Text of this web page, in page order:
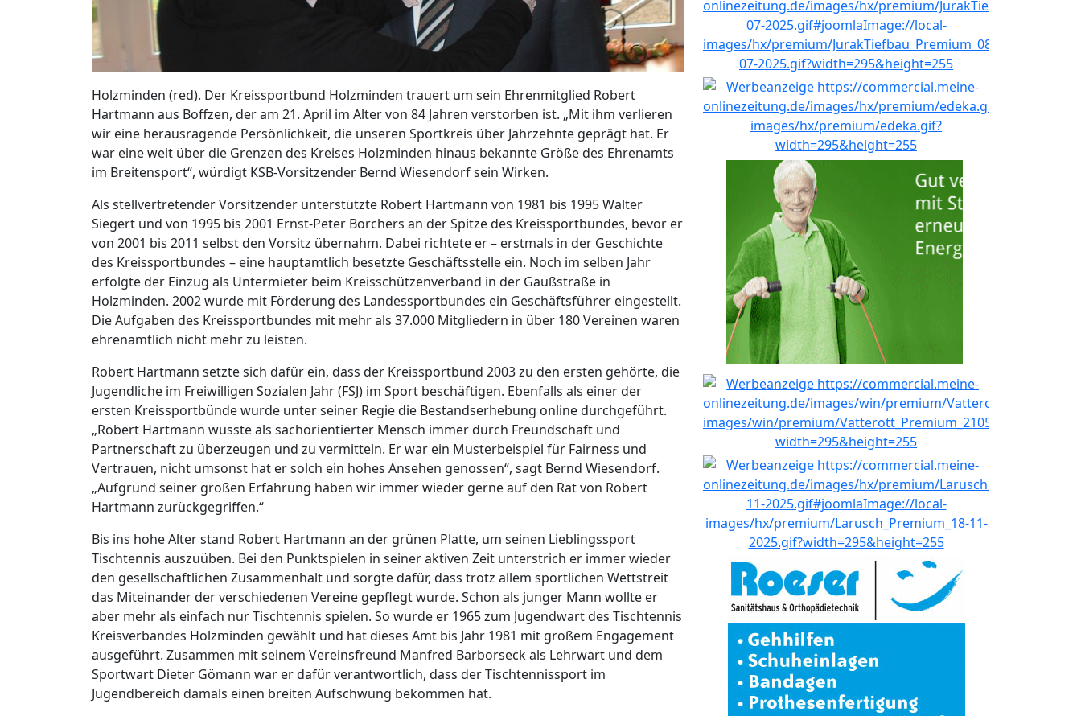
Holzminden (red). Der Kreissportbund Holzminden trauert um sein Ehrenmitglied Robert
Hartmann aus Boffzen, der am 21. April im Alter von 84 Jahren verstorben ist. „Mit ihm verlieren
wir eine herausragende Persönlichkeit, die unseren Sportkreis über Jahrzehnte geprägt hat. Er
war eine weit über die Grenzen des Kreises Holzminden hinaus bekannte Größe des Ehrenamts
im Breitensport“, würdigt KSB-Vorsitzender Bernd Wiesendorf sein Wirken.
Als stellvertretender Vorsitzender unterstützte Robert Hartmann von 1981 bis 1995 Walter
Siegert und von 1995 bis 2001 Ernst-Peter Borchers an der Spitze des Kreissportbundes, bevor er
von 2001 bis 2011 selbst den Vorsitz übernahm. Dabei richtete er – erstmals in der Geschichte
des Kreissportbundes – eine hauptamtlich besetzte Geschäftsstelle ein. Noch im selben Jahr
erfolgte der Einzug als Untermieter beim Kreisschützenverband in der Gaußstraße in
Holzminden. 2002 wurde mit Förderung des Landessportbundes ein Geschäftsführer eingestellt.
Die Aufgaben des Kreissportbundes mit mehr als 37.000 Mitgliedern in über 180 Vereinen waren
ehrenamtlich nicht mehr zu leisten.
Robert Hartmann setzte sich dafür ein, dass der Kreissportbund 2003 zu den ersten gehörte, die
Jugendliche im Freiwilligen Sozialen Jahr (FSJ) im Sport beschäftigen. Ebenfalls als einer der
ersten Kreissportbünde wurde unter seiner Regie die Bestandserhebung online durchgeführt.
„Robert Hartmann wusste als sachorientierter Mensch immer durch Freundschaft und
Partnerschaft zu überzeugen und zu vermitteln. Er war ein Musterbeispiel für Fairness und
Vertrauen, nicht umsonst hat er solch ein hohes Ansehen genossen“, sagt Bernd Wiesendorf.
„Aufgrund seiner großen Erfahrung haben wir immer wieder gerne auf den Rat von Robert
Hartmann zurückgegriffen.“
Bis ins hohe Alter stand Robert Hartmann an der grünen Platte, um seinen Lieblingssport
Tischtennis auszuüben. Bei den Punktspielen in seiner aktiven Zeit unterstrich er immer wieder
den gesellschaftlichen Zusammenhalt und sorgte dafür, dass trotz allem sportlichen Wettstreit
das Miteinander der verschiedenen Vereine gepflegt wurde. Schon als junger Mann wollte er
aber mehr als einfach nur Tischtennis spielen. So wurde er 1965 zum Jugendwart des Tischtennis
Kreisverbandes Holzminden gewählt und hat dieses Amt bis Jahr 1981 mit großem Engagement
ausgeführt. Zusammen mit seinem Vereinsfreund Manfred Barborseck als Lehrwart und dem
Sportwart Dieter Gömann war er dafür verantwortlich, dass der Tischtennissport im
Jugendbereich damals einen breiten Aufschwung bekommen hat.